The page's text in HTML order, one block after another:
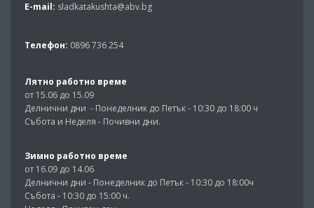
E-mail: sladkatakushta@abv.bg
Телефон: 0896 736 254
Лятно работно време
от 15.06 до 15.09
Делнични дни - Понеделник до Петък - 10:30 до 18:00 ч
Събота и Неделя - Почивни дни.
Зимно работно време
от 16.09 до 14.06
Делнични дни - Понеделник до Петък - 10:30 до 18:00ч
Събота - 10:30 до 15:00 ч.